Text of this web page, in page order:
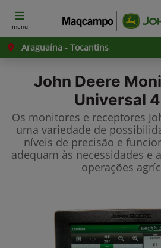
menu
Araguaína - Tocantins
John Deere
Universal
Os monitores e receptores
uma variedade de
níveis de precisão e
adequam às necessidades e
operações